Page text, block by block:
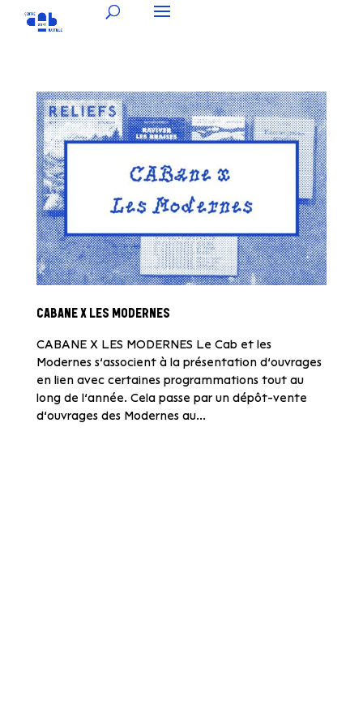
CABANE X LES MODERNES
CABANE X LES MODERNES Le Cab et les
Modernes s’associent à la présentation d’ouvrages
en lien avec certaines programmations tout au
long de l’année. Cela passe par un dépôt-vente
d’ouvrages des Modernes au...